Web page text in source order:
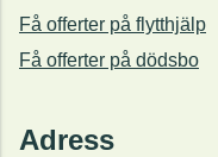
Få offerter på flytthjälp
Få offerter på dödsbo
Adress